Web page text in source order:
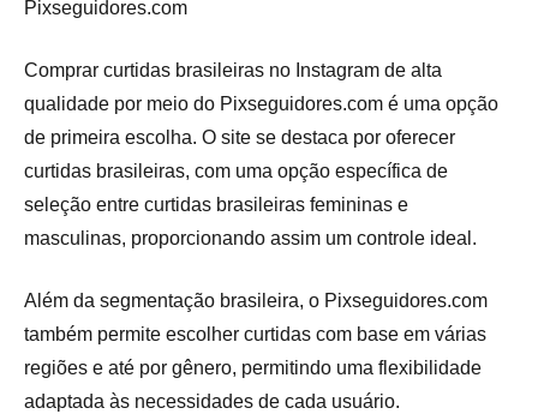
Pixseguidores.com
Comprar curtidas brasileiras no Instagram de alta
qualidade por meio do Pixseguidores.com é uma opção
de primeira escolha. O site se destaca por oferecer
curtidas brasileiras, com uma opção específica de
seleção entre curtidas brasileiras femininas e
masculinas, proporcionando assim um controle ideal.
Além da segmentação brasileira, o Pixseguidores.com
também permite escolher curtidas com base em várias
regiões e até por gênero, permitindo uma flexibilidade
adaptada às necessidades de cada usuário.